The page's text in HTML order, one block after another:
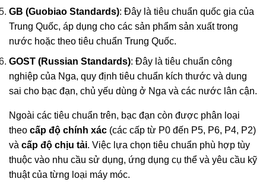
GB (Guobiao Standards): Đây là tiêu chuẩn quốc gia của
Trung Quốc, áp dụng cho các sản phẩm sản xuất trong
nước hoặc theo tiêu chuẩn Trung Quốc.
GOST (Russian Standards): Đây là tiêu chuẩn công
nghiệp của Nga, quy định tiêu chuẩn kích thước và dung
sai cho bạc đạn, chủ yếu dùng ở Nga và các nước lân cận.
Ngoài các tiêu chuẩn trên, bạc đạn còn được phân loại
theo cấp độ chính xác (các cấp từ P0 đến P5, P6, P4, P2)
và cấp độ chịu tải. Việc lựa chọn tiêu chuẩn phù hợp tùy
thuộc vào nhu cầu sử dụng, ứng dụng cụ thể và yêu cầu kỹ
thuật của từng loại máy móc.